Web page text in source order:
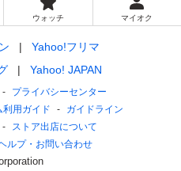
ウォッチ マイオク
Yahoo!フリマ
Yahoo! JAPAN
プライバシーセンター
利用ガイド
ガイドライン
ストア出店について
ルプ・お問い合わせ